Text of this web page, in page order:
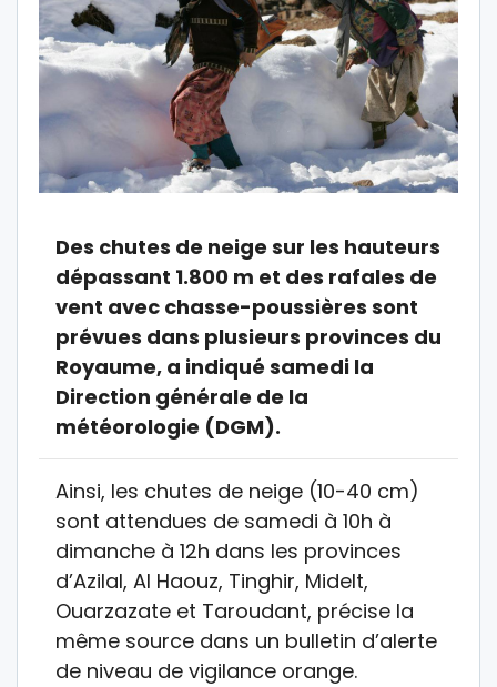
Des chutes de neige sur les hauteurs
dépassant 1.800 m et des rafales de
vent avec chasse-poussières sont
prévues dans plusieurs provinces du
Royaume, a indiqué samedi la
Direction générale de la
météorologie (DGM).
Ainsi, les chutes de neige (10-40 cm)
sont attendues de samedi à 10h à
dimanche à 12h dans les provinces
d’Azilal, Al Haouz, Tinghir, Midelt,
Ouarzazate et Taroudant, précise la
même source dans un bulletin d’alerte
de niveau de vigilance orange.